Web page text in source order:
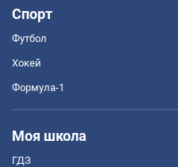
Спорт
Футбол
Хокей
Формула-1
Моя школа
ГДЗ